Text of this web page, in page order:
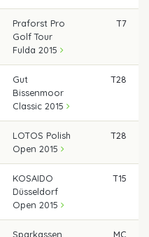
Praforst Pro
Golf Tour
Fulda 2015
T7
Gut
Bissenmoor
Classic 2015
T28
LOTOS Polish
Open 2015
T28
KOSAIDO
Düsseldorf
Open 2015
T15
Sparkassen
MC